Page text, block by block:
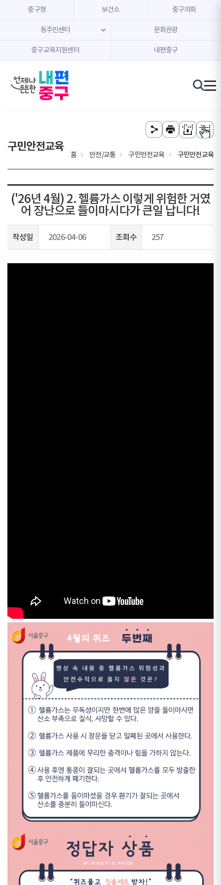
본문 내용 바로가기
주메뉴 바로가기
중구청 보건소 중구의회
동주민센터 문화관광
중구교육지원센터 내편중구
구민안전교육
홈 안전/교통 구민안전교육 구민안전교육
('26년 4월) 2. 헬륨가스 이렇게 위험한 거였
어 장난으로 들이마시다가 큰일 납니다!
작성일 2026-04-06 조회수 257